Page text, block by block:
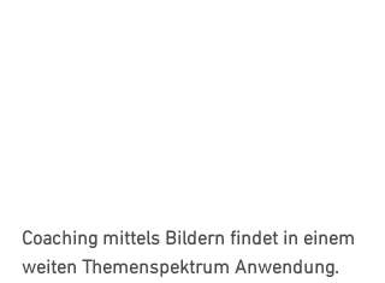
Coaching mittels Bildern findet in einem
weiten Themenspektrum Anwendung.